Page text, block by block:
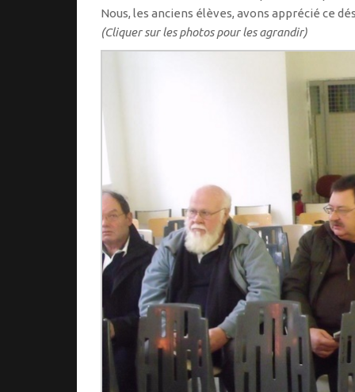
Nous, les anciens élèves, avons apprécié ce
(Cliquer sur les photos pour les agrandir)